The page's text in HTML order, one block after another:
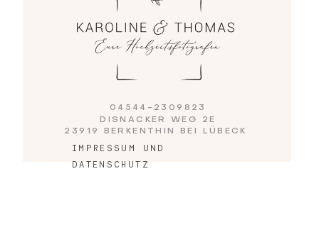
IMPRESSUM UND
DATENSCHUTZ
04544-2309823
DISNACKER WEG 2E
23919 BERKENTHIN BEI LÜBECK
Impressum